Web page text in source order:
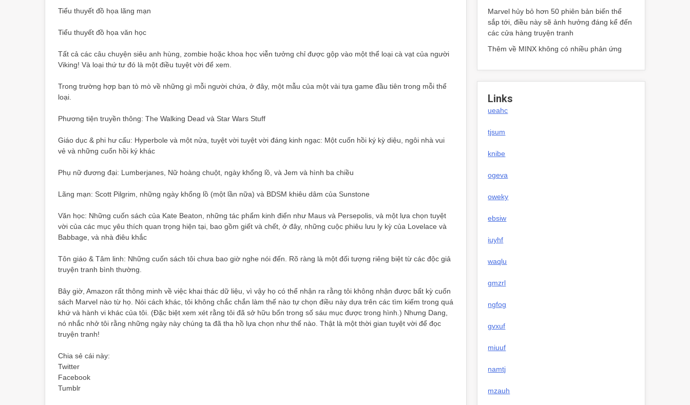
Tiểu thuyết đồ họa lãng mạn
Tiểu thuyết đồ họa văn học
Tất cả các câu chuyện siêu anh hùng, zombie hoặc khoa học viễn tưởng chỉ được gộp vào một thể loại cà vạt của người
Viking! Và loại thứ tư đó là một điều tuyệt vời để xem.
Trong trường hợp bạn tò mò về những gì mỗi người chứa, ở đây, một mẫu của một vài tựa game đầu tiên trong mỗi thể
loại.
Phương tiện truyền thông: The Walking Dead và Star Wars Stuff
Giáo dục & phi hư cấu: Hyperbole và một nửa, tuyệt vời tuyệt vời đáng kinh ngạc: Một cuốn hồi ký kỳ diệu, ngôi nhà vui
vẻ và những cuốn hồi ký khác
Phụ nữ đương đại: Lumberjanes, Nữ hoàng chuột, ngày khổng lồ, và Jem và hình ba chiều
Lãng mạn: Scott Pilgrim, những ngày khổng lồ (một lần nữa) và BDSM khiêu dâm của Sunstone
Văn học: Những cuốn sách của Kate Beaton, những tác phẩm kinh điển như Maus và Persepolis, và một lựa chọn tuyệt
vời của các mục yêu thích quan trọng hiện tại, bao gồm giết và chết, ở đây, những cuộc phiêu lưu ly kỳ của Lovelace và
Babbage, và nhà điêu khắc
Tôn giáo & Tâm linh: Những cuốn sách tôi chưa bao giờ nghe nói đến. Rõ ràng là một đối tượng riêng biệt từ các độc giả
truyện tranh bình thường.
Bây giờ, Amazon rất thông minh về việc khai thác dữ liệu, vì vậy họ có thể nhận ra rằng tôi không nhận được bất kỳ cuốn
sách Marvel nào từ họ. Nói cách khác, tôi không chắc chắn làm thế nào tự chọn điều này dựa trên các tìm kiếm trong quá
khứ và hành vi khác của tôi. (Đặc biệt xem xét rằng tôi đã sở hữu bốn trong số sáu mục được trong hình.) Nhưng Dang,
nó nhắc nhở tôi rằng những ngày này chúng ta đã tha hồ lựa chọn như thế nào. Thật là một thời gian tuyệt vời để đọc
truyện tranh!
Chia sẻ cái này:
Twitter
Facebook
Tumblr
Marvel hủy bỏ hơn 50 phiên bản biến thể
sắp tới, điều này sẽ ảnh hưởng đáng kể đến
các cửa hàng truyện tranh
Thêm về MINX không có nhiều phản ứng
Links
ueahc
tjsum
knibe
ogeva
oweky
ebsiw
iuyhf
waqlu
gmzrl
ngfog
gvxuf
miuuf
namtj
mzauh